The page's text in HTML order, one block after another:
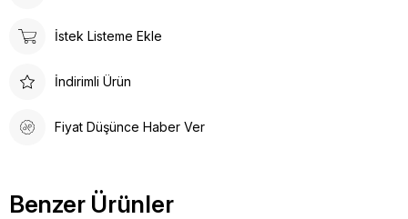
İstek Listeme Ekle
İndirimli Ürün
Fiyat Düşünce Haber Ver
Benzer Ürünler